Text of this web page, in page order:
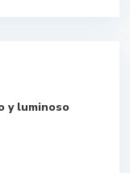
y luminoso